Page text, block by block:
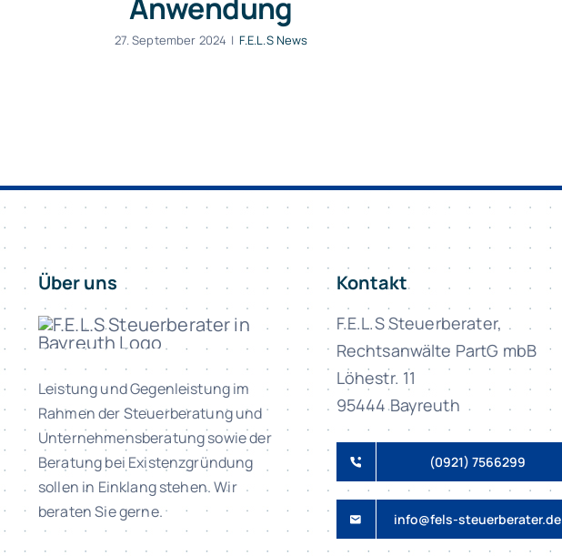
Anwendung
27. September 2024 | F.E.L.S News
Über uns
Leistung und Gegenleistung im
Rahmen der Steuerberatung und
Unternehmensberatung sowie der
Beratung bei Existenzgründung
sollen in Einklang stehen. Wir
beraten Sie gerne.
Kontakt
F.E.L.S Steuerberater,
Rechtsanwälte PartG mbB
Löhestr. 11
95444 Bayreuth
(0921) 7566299
info@fels-steuerberater.de